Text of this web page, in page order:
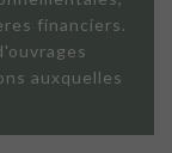
financiers.
auxquelles